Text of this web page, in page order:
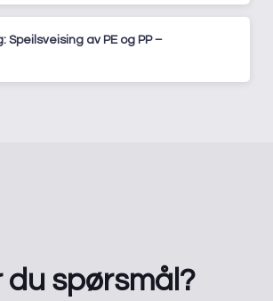
Speilsveising av PE og PP –
du spørsmål?